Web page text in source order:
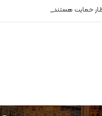
حمایت هستند